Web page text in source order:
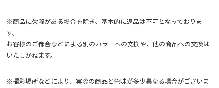
※商品に欠陥がある場合を除き、基本的に返品は不可となっておりま
す。
お客様のご都合などによる別のカラーへの交換や、他の商品への交換は
いたしかねます。
※撮影場所などにより、実際の商品と色味が多少異なる場合がございま